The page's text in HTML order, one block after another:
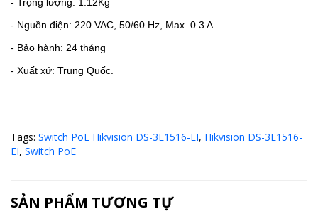
- Nguồn điện: 220 VAC, 50/60 Hz, Max. 0.3 A
- Bảo hành: 24 tháng
- Xuất xứ: Trung Quốc.
Tags: Switch PoE Hikvision DS-3E1516-EI, Hikvision DS-3E1516-
EI, Switch PoE
SẢN PHẨM TƯƠNG TỰ